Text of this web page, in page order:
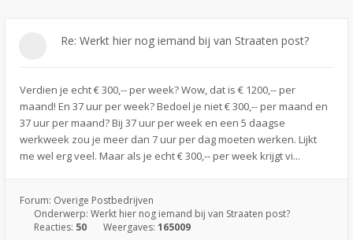
Re: Werkt hier nog iemand bij van Straaten post?
Verdien je echt € 300,-- per week? Wow, dat is € 1200,-- per
maand! En 37 uur per week? Bedoel je niet € 300,-- per maand en
37 uur per maand? Bij 37 uur per week en een 5 daagse
werkweek zou je meer dan 7 uur per dag moeten werken. Lijkt
me wel erg veel. Maar als je echt € 300,-- per week krijgt vi...
Forum: Overige Postbedrijven
Onderwerp: Werkt hier nog iemand bij van Straaten post?
Reacties: 50 Weergaves: 165009